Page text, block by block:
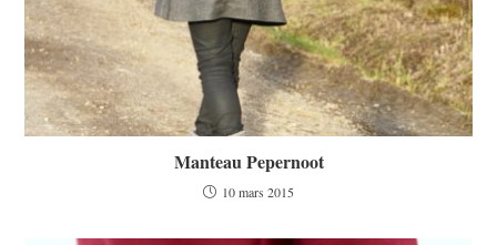
Manteau Pepernoot
10 mars 2015